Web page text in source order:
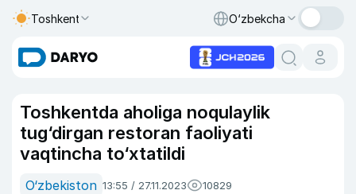
Toshkent O‘zbekcha
Toshkentda aholiga noqulaylik
tug‘dirgan restoran faoliyati
vaqtincha to‘xtatildi
O‘zbekiston 13:55 / 27.11.2023 10829